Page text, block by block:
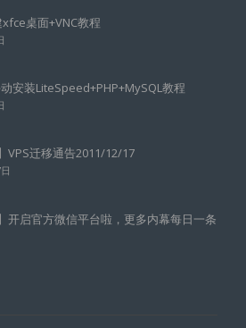
桌面+VNC教程
安装LiteSpeed+PHP+MySQL教程
VPS迁移通告2011/12/17
开启官方微信平台啦，更多内幕每日一条